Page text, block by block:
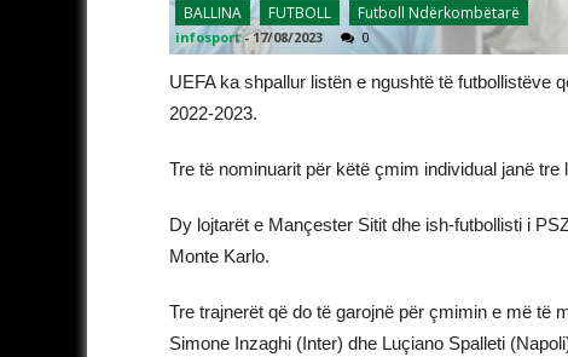
BALLINA FUTBOLL Futboll Ndërkombëtarë
infosport -17/08/2023 0
UEFA ka shpallur listën e ngushtë të futbollistëve
2022-2023.
Tre të nominuarit për këtë çmim individual janë
Dy lojtarët e Mançester Sitit dhe ish-futbollisti i
Monte Karlo.
Tre trajnerët që do të garojnë për çmimin e më të
Simone Inzaghi (Inter) dhe Luçiano Spalleti